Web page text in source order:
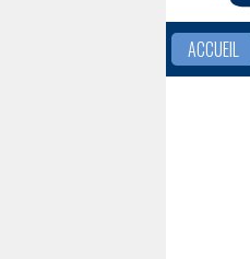
ACCUEIL